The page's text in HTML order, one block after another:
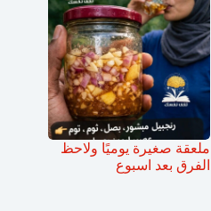
ملعقة صغيرة يوميًا ولاحظ
الفرق بعد اسبوع